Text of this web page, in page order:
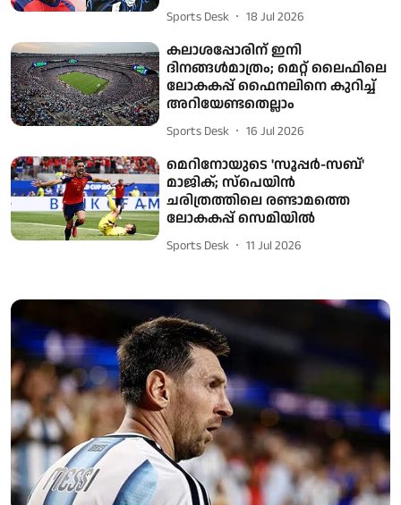
Sports Desk 18 Jul 2026
കലാശപ്പോരിന് ഇനി
ദിനങ്ങൾമാത്രം; മെറ്റ് ലൈഫിലെ
ലോകകപ്പ് ഫൈനലിനെ കുറിച്ച്
അറിയേണ്ടതെല്ലാം
Sports Desk 16 Jul 2026
മെറിനോയുടെ 'സൂപ്പര്‍-സബ്'
മാജിക്; സ്‌പെയിന്‍
ചരിത്രത്തിലെ രണ്ടാമത്തെ
ലോകകപ്പ് സെമിയില്‍
Sports Desk 11 Jul 2026